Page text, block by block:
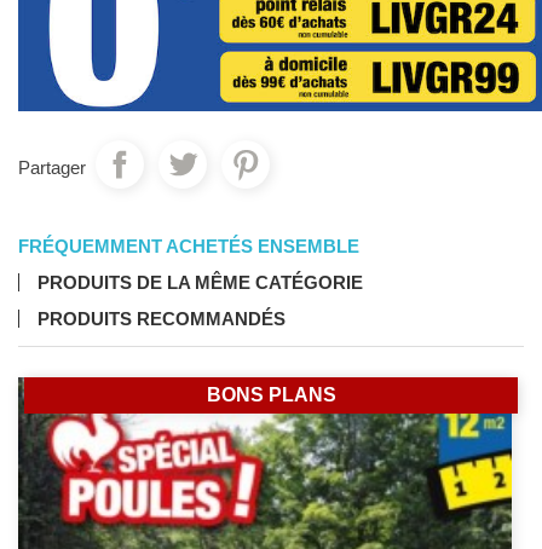
Partager
FRÉQUEMMENT ACHETÉS ENSEMBLE
PRODUITS DE LA MÊME CATÉGORIE
PRODUITS RECOMMANDÉS
BONS PLANS